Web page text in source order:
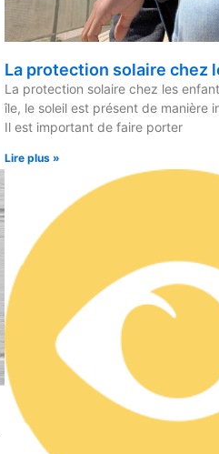
La protection solaire chez
La protection solaire chez les
île, le soleil est présent de manière
Il est important de faire porter
Lire plus »